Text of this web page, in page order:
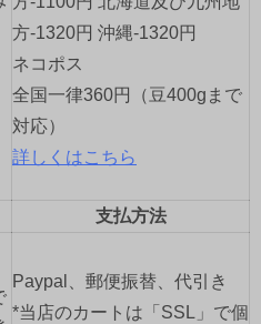
方-1320円 沖縄-1320円
ネコポス
全国一律360円（豆400gまで
対応）
詳しくはこちら
支払方法
Paypal、郵便振替、代引き
*当店のカートは「SSL」で個